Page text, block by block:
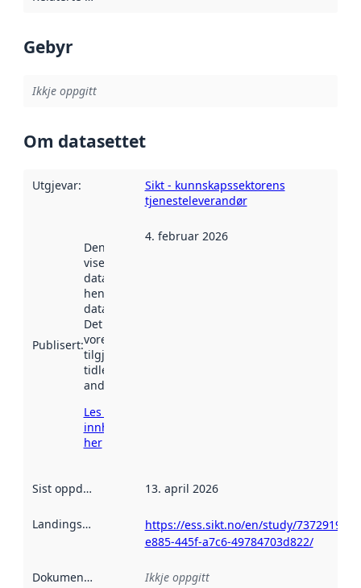
Gebyr
Ikkje oppgitt
Om datasettet
Utgjevar:
Sikt - kunnskapssektorens
tjenesteleverandør
Publisert:
Denne datoen
viser når
datasettet vart
henta inn av
data.norge.no.
Det kan ha
vore
tilgjengeleg
tidlegare
andre stader.
Les meir om
innhenting
her
4. februar 2026
Sist oppdatert 13. april 2026
Landingsside
https://ess.sikt.no/en/study/7372919a-
e885-445f-a7c6-49784703d822/
Dokumentasjon Ikkje oppgitt